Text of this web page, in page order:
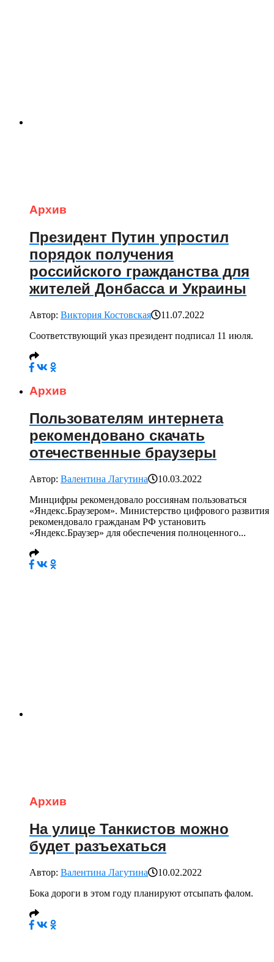
Архив
Президент Путин упростил
порядок получения
российского гражданства для
жителей Донбасса и Украины
Автор: Виктория Костовская
11.07.2022
Соответствующий указ президент подписал 11 июля.
Архив
Пользователям интернета
рекомендовано скачать
отечественные браузеры
Автор: Валентина Лагутина
10.03.2022
Минцифры рекомендовало россиянам пользоваться
«Яндекс.Браузером». Министерство цифрового развития
рекомендовало гражданам РФ установить
«Яндекс.Браузер» для обеспечения полноценного...
Архив
На улице Танкистов можно
будет разъехаться
Автор: Валентина Лагутина
10.02.2022
Бока дороги в этом году планируют отсыпать фалом.